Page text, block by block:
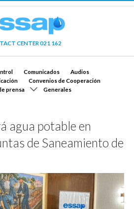
CENTER 021 162
Comunicados
Audios
Convenios de Cooperación
prensa
Generales
agua potable en
de Saneamiento de